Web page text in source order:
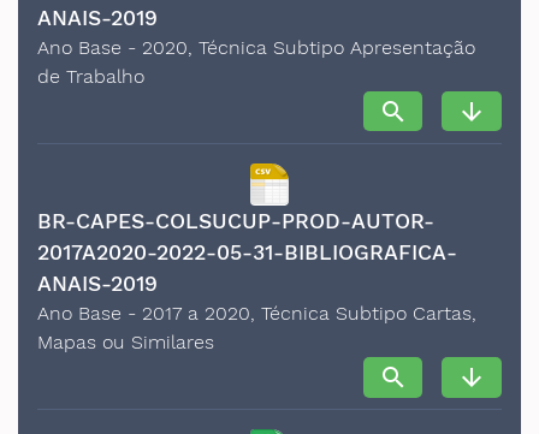
ANAIS-2019
Ano Base - 2020, Técnica Subtipo Apresentação
de Trabalho
search arrow_downward
BR-CAPES-COLSUCUP-PROD-AUTOR-
2017A2020-2022-05-31-BIBLIOGRAFICA-
ANAIS-2019
Ano Base - 2017 a 2020, Técnica Subtipo Cartas,
Mapas ou Similares
search arrow_downward